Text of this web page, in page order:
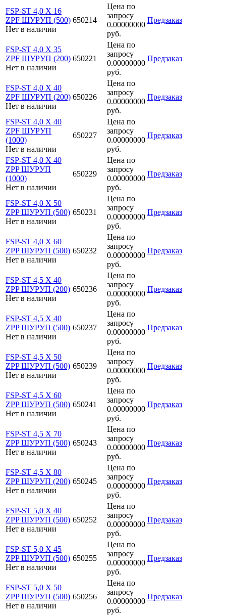
FSP-ST 4,0 X 16
ZPF ШУРУП (500)
Нет в наличии
650214
Цена по
запросу
0.00000000
руб.
Предзаказ
FSP-ST 4,0 X 35
ZPF ШУРУП (200)
Нет в наличии
650221
Цена по
запросу
0.00000000
руб.
Предзаказ
FSP-ST 4,0 X 40
ZPF ШУРУП (200)
Нет в наличии
650226
Цена по
запросу
0.00000000
руб.
Предзаказ
FSP-ST 4,0 X 40
ZPF ШУРУП
(1000)
Нет в наличии
650227
Цена по
запросу
0.00000000
руб.
Предзаказ
FSP-ST 4,0 X 40
ZPP ШУРУП
(1000)
Нет в наличии
650229
Цена по
запросу
0.00000000
руб.
Предзаказ
FSP-ST 4,0 X 50
ZPP ШУРУП (500)
Нет в наличии
650231
Цена по
запросу
0.00000000
руб.
Предзаказ
FSP-ST 4,0 X 60
ZPP ШУРУП (500)
Нет в наличии
650232
Цена по
запросу
0.00000000
руб.
Предзаказ
FSP-ST 4,5 X 40
ZPP ШУРУП (200)
Нет в наличии
650236
Цена по
запросу
0.00000000
руб.
Предзаказ
FSP-ST 4,5 X 40
ZPP ШУРУП (500)
Нет в наличии
650237
Цена по
запросу
0.00000000
руб.
Предзаказ
FSP-ST 4,5 X 50
ZPP ШУРУП (500)
Нет в наличии
650239
Цена по
запросу
0.00000000
руб.
Предзаказ
FSP-ST 4,5 X 60
ZPP ШУРУП (500)
Нет в наличии
650241
Цена по
запросу
0.00000000
руб.
Предзаказ
FSP-ST 4,5 X 70
ZPP ШУРУП (500)
Нет в наличии
650243
Цена по
запросу
0.00000000
руб.
Предзаказ
FSP-ST 4,5 X 80
ZPP ШУРУП (200)
Нет в наличии
650245
Цена по
запросу
0.00000000
руб.
Предзаказ
FSP-ST 5,0 X 40
ZPP ШУРУП (500)
Нет в наличии
650252
Цена по
запросу
0.00000000
руб.
Предзаказ
FSP-ST 5,0 X 45
ZPP ШУРУП (500)
Нет в наличии
650255
Цена по
запросу
0.00000000
руб.
Предзаказ
FSP-ST 5,0 X 50
ZPP ШУРУП (500)
Нет в наличии
650256
Цена по
запросу
0.00000000
руб.
Предзаказ